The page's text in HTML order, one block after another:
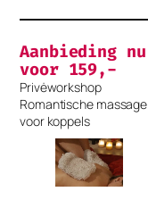
Aanbieding nu
voor 159,-
Privėworkshop
Romantische massage
voor koppels